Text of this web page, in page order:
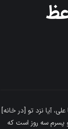
آیا نزد تو [در خانه]
پسرم سه روز است که